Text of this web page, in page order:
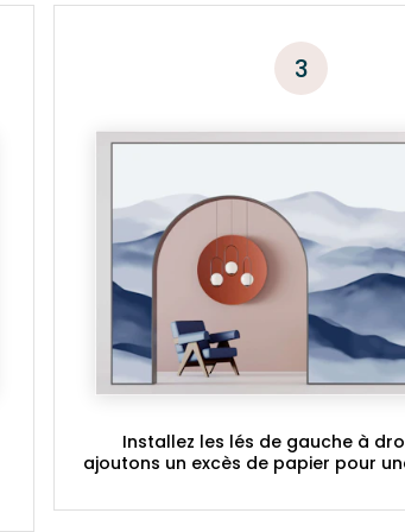
3
Installez les lés de gauche à
ajoutons un excès de papier pour